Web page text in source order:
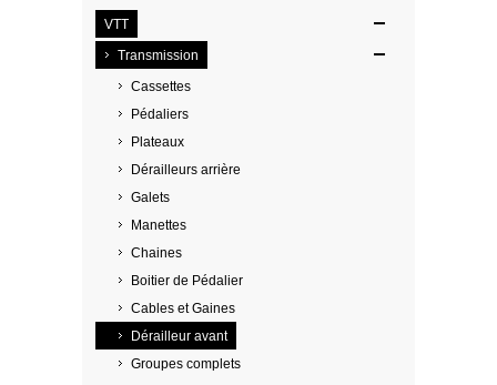
VTT
Transmission
Cassettes
Pédaliers
Plateaux
Dérailleurs arrière
Galets
Manettes
Chaines
Boitier de Pédalier
Cables et Gaines
Dérailleur avant
Groupes complets